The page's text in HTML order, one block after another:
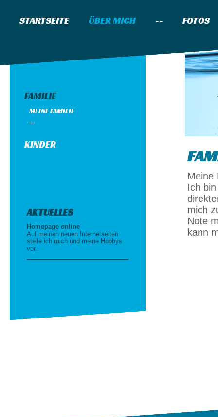
STARTSEITE ÜBER MICH -- FOTOS
FAMILIE
MEINE FAMILIE
--
KINDER
AKTUELLES
Homepage online
Auf meinen neuen Internetseiten
stelle ich mich und meine Hobbys
vor.
Meine
Ich
mich
Nöte
kann